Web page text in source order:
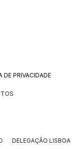
DE PRIVACIDADE
DELEGAÇÃO LISBOA